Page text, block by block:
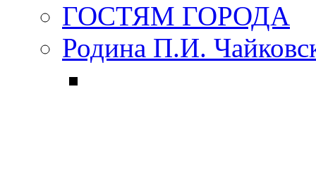
ГОСТЯМ ГОРОДА
Родина П.И.